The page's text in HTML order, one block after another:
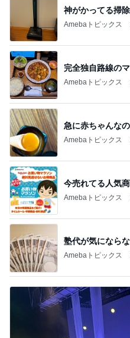
神がかってる掃
Amebaトピックス
完全独自路線の
Amebaトピックス
急に赤ちゃんな
Amebaトピックス
今売れてる人気
Amebaトピックス
塾代が気になら
Amebaトピックス